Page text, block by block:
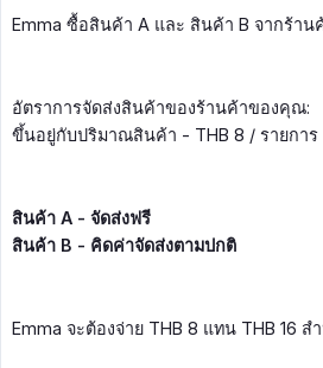
Emma ซื้อสินค้า A และ สินค้า B จากร้า
อัตราการจัดส่งสินค้าของร้านค้าของคุณ:
ขึ้นอยู่กับปริมาณสินค้า - THB 8 / รายการ
สินค้า A - จัดส่งฟรี
สินค้า B - คิดค่าจัดส่งตามปกติ
Emma จะต้องจ่าย THB 8 แทน THB 16 ส